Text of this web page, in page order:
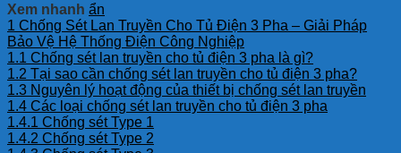
Xem nhanh ẩn
1 Chống Sét Lan Truyền Cho Tủ Điện 3 Pha – Giải Pháp
Bảo Vệ Hệ Thống Điện Công Nghiệp
1.1 Chống sét lan truyền cho tủ điện 3 pha là gì?
1.2 Tại sao cần chống sét lan truyền cho tủ điện 3 pha?
1.3 Nguyên lý hoạt động của thiết bị chống sét lan truyền
1.4 Các loại chống sét lan truyền cho tủ điện 3 pha
1.4.1 Chống sét Type 1
1.4.2 Chống sét Type 2